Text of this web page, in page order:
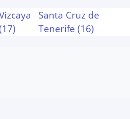
17)
Santa Cruz de
Tenerife (16)